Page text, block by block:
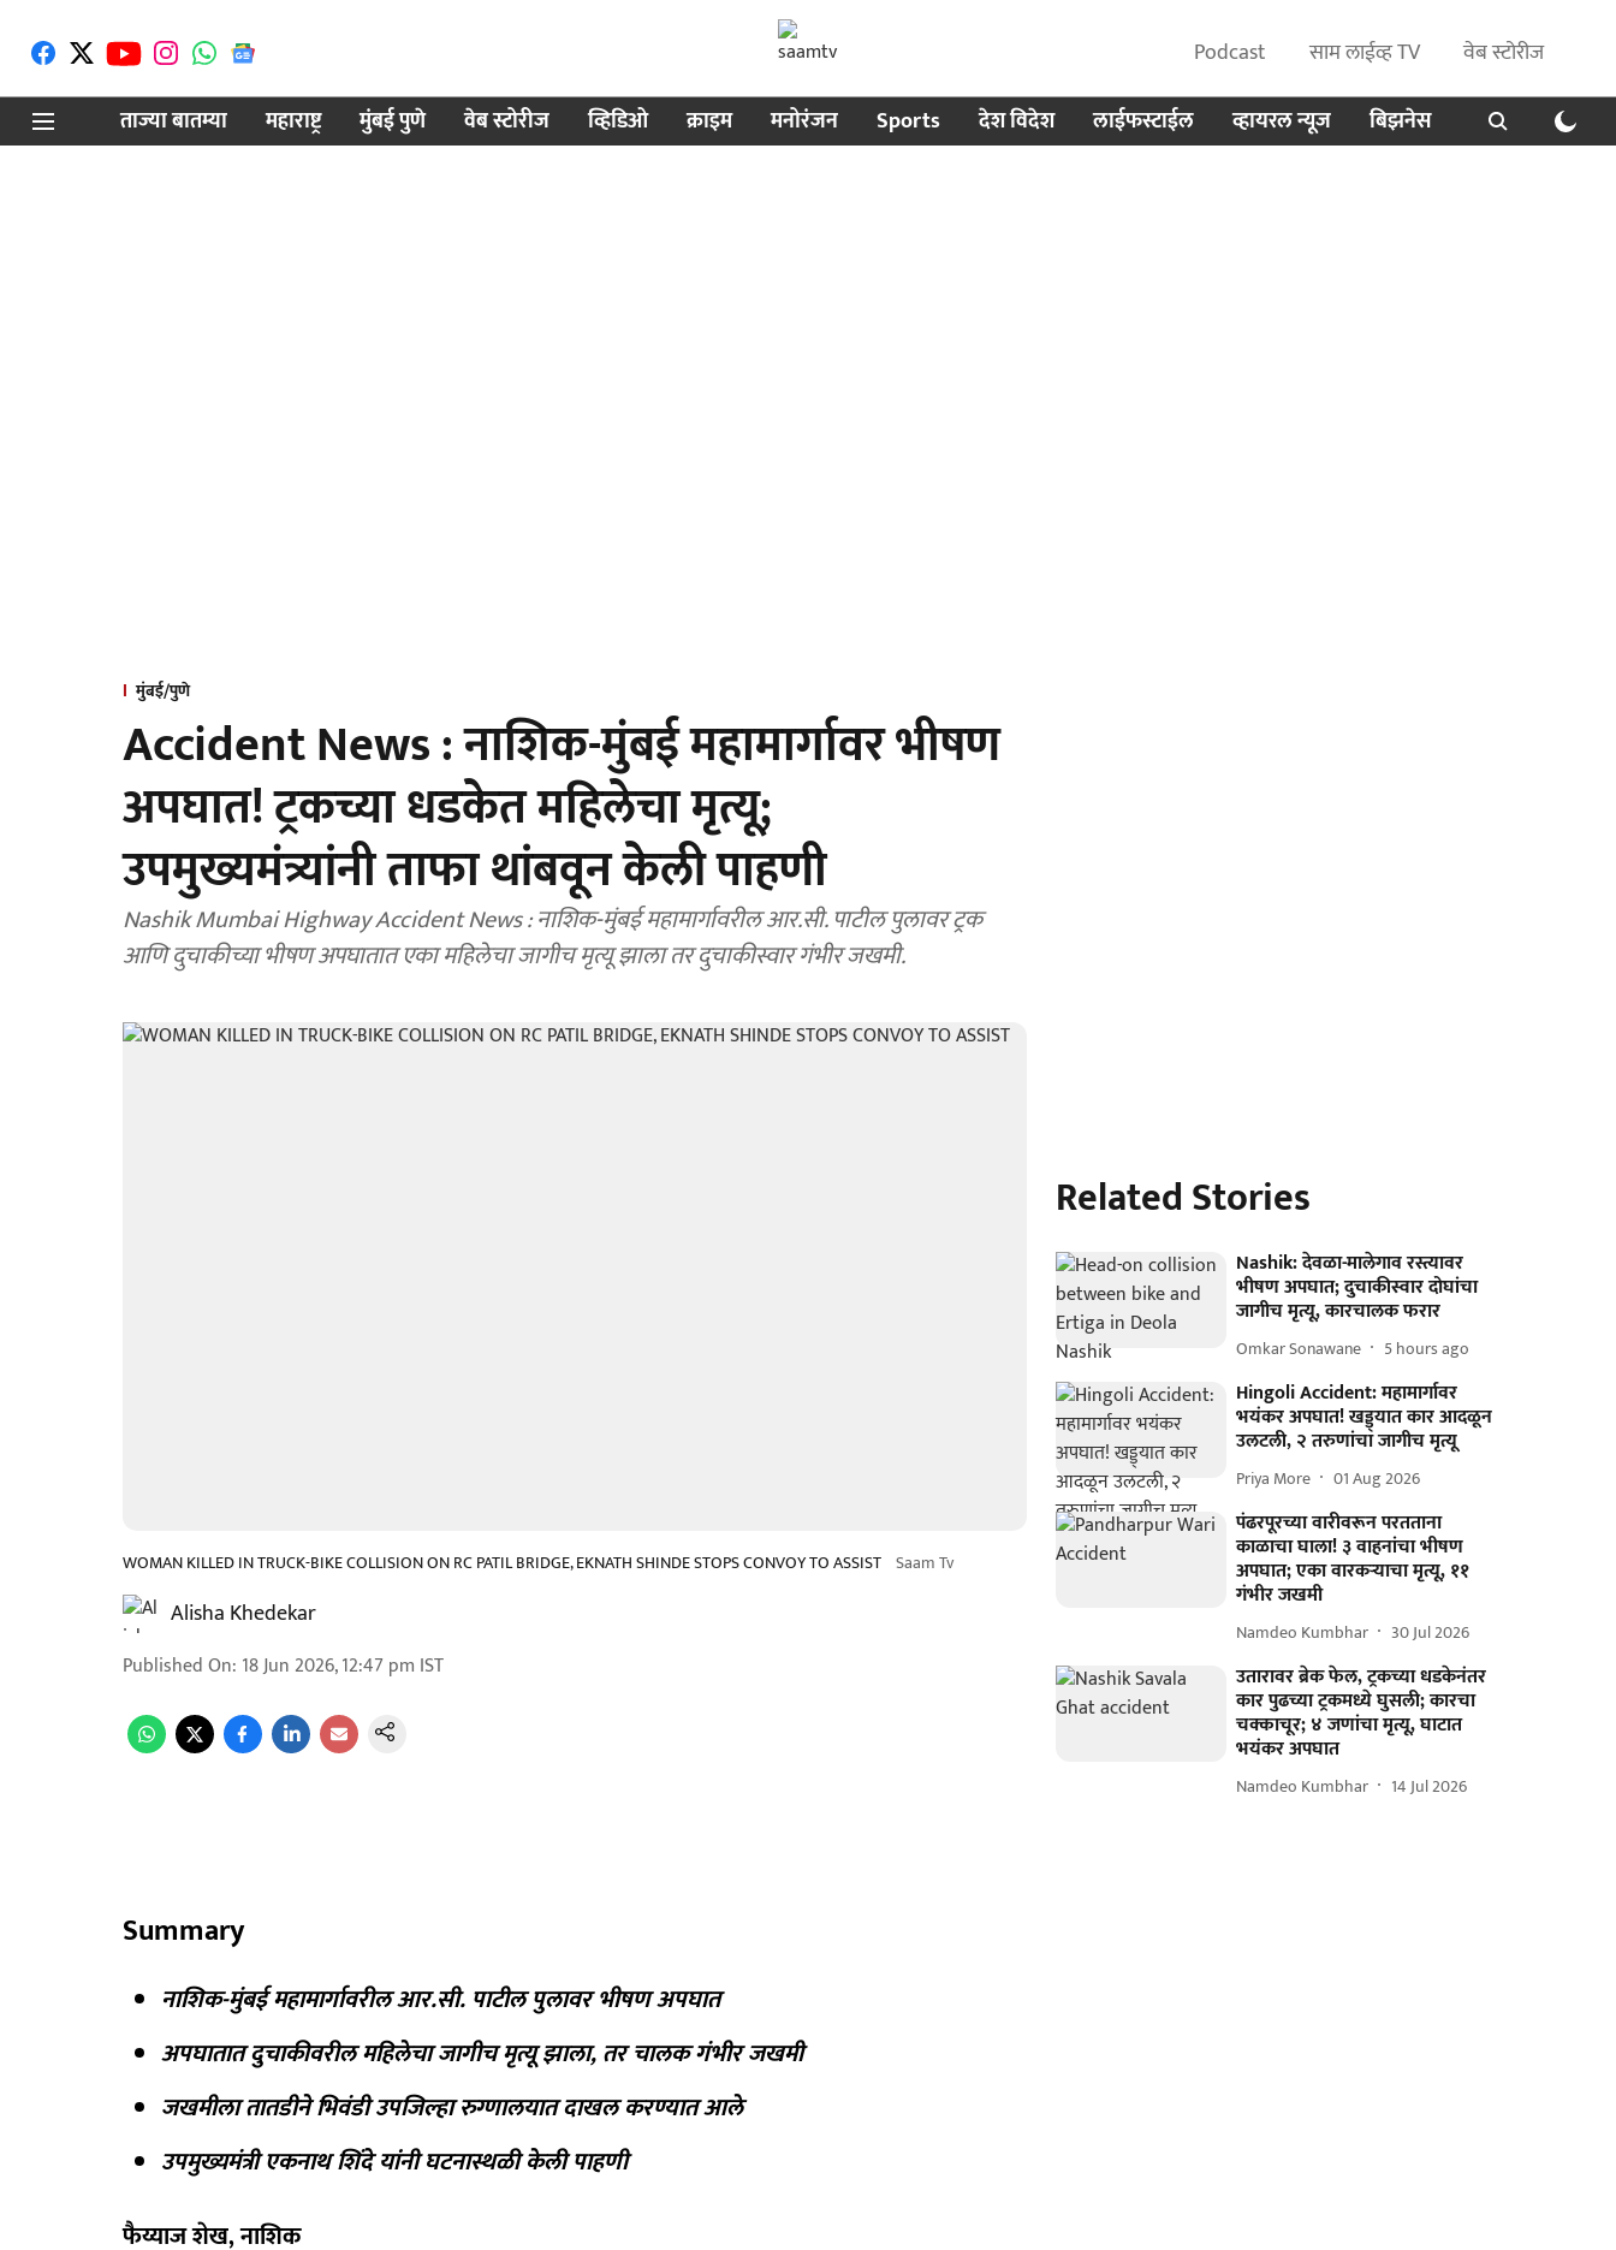
Podcast साम लाईव्ह TV
वेब स्टोरीज
ताज्या बातम्या
महाराष्ट्र मुंबई पुणे वेब स्टोरीज व्हिडिओ क्राइम मनोरंजन Sports देश विदेश लाईफस्टाईल व्हायरल न्यूज बिझनेस
मुंबई/पुणे
Accident News : नाशिक-मुंबई महामार्गावर भीषण
अपघात! ट्रकच्या धडकेत महिलेचा मृत्यू;
उपमुख्यमंत्र्यांनी ताफा थांबवून केली पाहणी
Nashik Mumbai Highway Accident News : नाशिक-मुंबई महामार्गावरील आर.सी. पाटील पुलावर ट्रक
आणि दुचाकीच्या भीषण अपघातात एका महिलेचा जागीच मृत्यू झाला तर दुचाकीस्वार गंभीर जखमी.
WOMAN KILLED IN TRUCK-BIKE COLLISION ON RC PATIL BRIDGE, EKNATH SHINDE STOPS CONVOY TO ASSIST Saam Tv
Alisha Khedekar
Published On: 18 Jun 2026, 12:47 pm IST
Summary
नाशिक-मुंबई महामार्गावरील आर.सी. पाटील पुलावर भीषण अपघात
अपघातात दुचाकीवरील महिलेचा जागीच मृत्यू झाला, तर चालक गंभीर जखमी
जखमीला तातडीने भिवंडी उपजिल्हा रुग्णालयात दाखल करण्यात आले
उपमुख्यमंत्री एकनाथ शिंदे यांनी घटनास्थळी केली पाहणी
फैय्याज शेख, नाशिक
Related Stories
Nashik: देवळा-मालेगाव रस्त्यावर
भीषण अपघात; दुचाकीस्वार दोघांचा
जागीच मृत्यू, कारचालक फरार
Omkar Sonawane 5 hours ago
Hingoli Accident: महामार्गावर
भयंकर अपघात! खड्ड्यात कार आदळून
उलटली, २ तरुणांचा जागीच मृत्यू
Priya More 01 Aug 2026
पंढरपूरच्या वारीवरून परतताना
काळाचा घाला! ३ वाहनांचा भीषण
अपघात; एका वारकऱ्याचा मृत्यू, ११
गंभीर जखमी
Namdeo Kumbhar 30 Jul 2026
उतारावर ब्रेक फेल, ट्रकच्या धडकेनंतर
कार पुढच्या ट्रकमध्ये घुसली; कारचा
चक्काचूर; ४ जणांचा मृत्यू, घाटात
भयंकर अपघात
Namdeo Kumbhar 14 Jul 2026